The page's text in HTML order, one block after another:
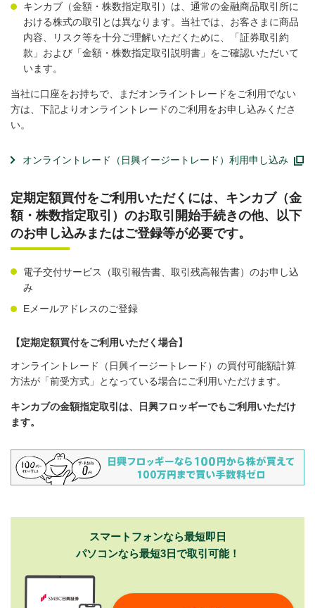
キンカブ（金額・株数指定取引）は、通常の金融商品取引所に
おける株式の取引とは異なります。当社では、お客さまに商品
内容、リスク等を十分ご理解いただくために、「証券取引約
款」および「金額・株数指定取引説明書」をご確認いただいて
います。
当社に口座をお持ちで、まだオンライントレードをご利用でない
方は、下記よりオンライントレードのご利用をお申し込みくださ
い。
オンライントレード（日興イージートレード）利用申し込み
定期定額買付をご利用いただくには、キンカブ（金
額・株数指定取引）のお取引開始手続きの他、以下
のお申し込みまたはご登録等が必要です。
電子交付サービス（取引報告書、取引残高報告書）のお申し込
み
Eメールアドレスのご登録
【定期定額買付をご利用いただく場合】
オンライントレード（日興イージートレード）の買付可能額計算
方法が「前受方式」となっている場合にご利用いただけます。
キンカブの金額指定取引は、日興フロッギーでもご利用いただけ
ます。
スマートフォンなら最短即日
パソコンなら最短3日で取引可能！